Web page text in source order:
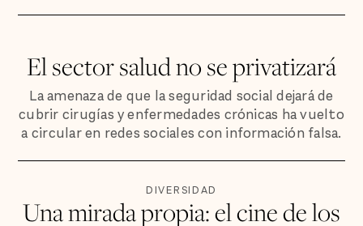
El sector salud no se privatizará
La amenaza de que la seguridad social dejará de
cubrir cirugías y enfermedades crónicas ha vuelto
a circular en redes sociales con información falsa.
DIVERSIDAD
Una mirada propia: el cine de los